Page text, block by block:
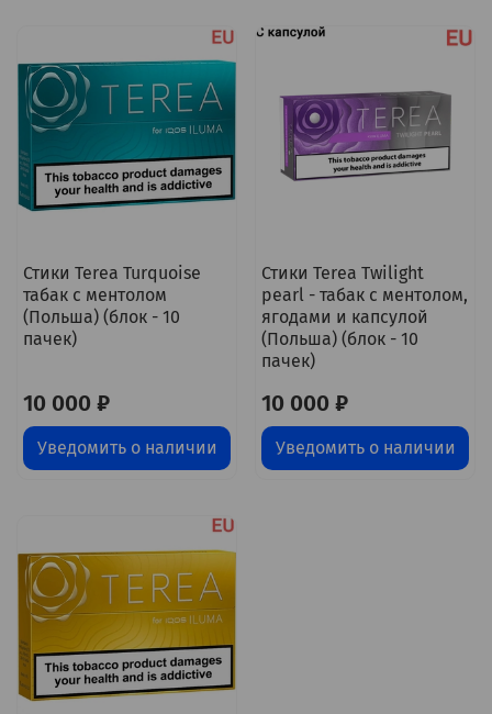
Стики Terea Turquoise
табак с ментолом
(Польша) (блок - 10
пачек)
10 000 ₽
Уведомить о наличии
Стики Terea Twilight
pearl - табак с ментолом,
ягодами и капсулой
(Польша) (блок - 10
пачек)
10 000 ₽
Уведомить о наличии